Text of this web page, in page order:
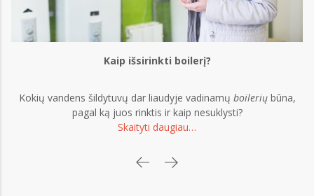
Kaip išsirinkti boilerį?
Kokių vandens šildytuvų dar liaudyje vadinamų boileriųbūna,
pagal ką juos rinktis ir kaip nesuklysti?
Skaityti daugiau…